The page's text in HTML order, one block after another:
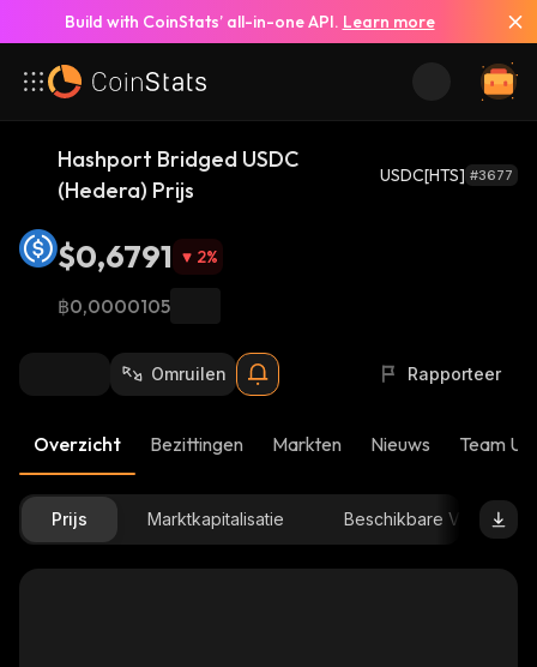
Build with CoinStats’ all-in-one API. Learn more
Hashport Bridged USDC
(Hedera) Prijs
USDC[HTS] #3677
$0,6791 2%
฿0,0000105
Omruilen Rapporteer
Overzicht Bezittingen Markten Nieuws Team
Prijs Marktkapitalisatie Beschikbare Voorraad